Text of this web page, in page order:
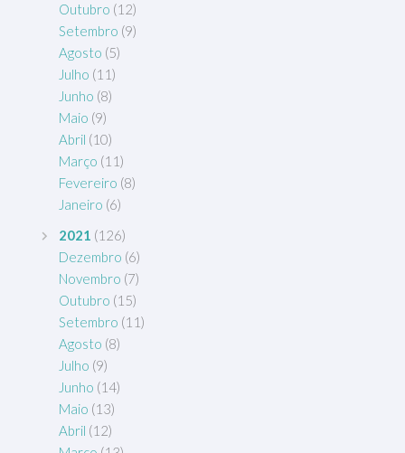
Outubro (12)
Setembro (9)
Agosto (5)
Julho (11)
Junho (8)
Maio (9)
Abril (10)
Março (11)
Fevereiro (8)
Janeiro (6)
2021 (126)
Dezembro (6)
Novembro (7)
Outubro (15)
Setembro (11)
Agosto (8)
Julho (9)
Junho (14)
Maio (13)
Abril (12)